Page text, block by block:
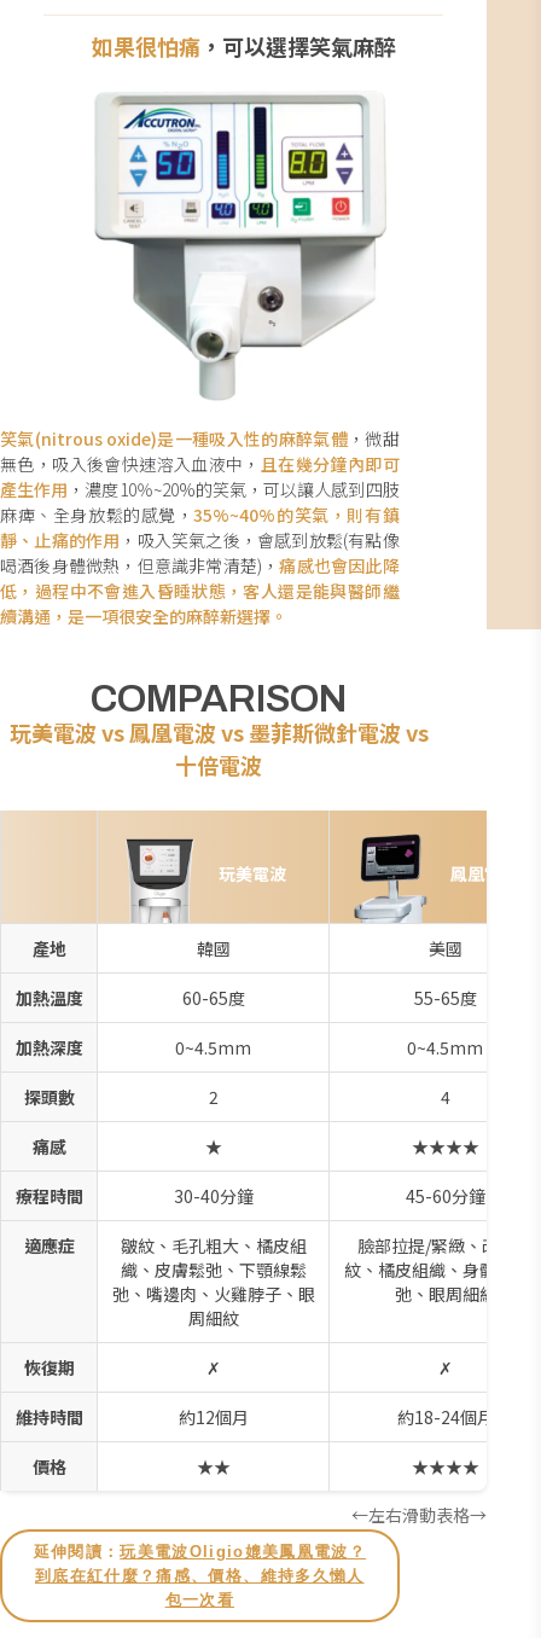
如果很怕痛，可以選擇笑氣麻醉
笑氣(nitrous oxide)是一種吸入性的麻醉氣體，微甜
無色，吸入後會快速溶入血液中， 且在幾分鐘內即可
產生作用 ，濃度10％~20%的笑氣，可以讓人感到四肢
麻痺、全身放鬆的感覺，35%~40%的笑氣，則有鎮
靜、止痛的作用 ，吸入笑氣之後，會感到放鬆(有點像
喝酒後身體微熱，但意識非常清楚)，痛感也會因此降
低，過程中不會進入昏睡狀態，客人還是能與醫師繼
續溝通，是一項很安全的麻醉新選擇。
COMPARISON
玩美電波 vs 鳳凰電波 vs 墨菲斯微針電波 vs
十倍電波
玩美電波 鳳凰電波
產地 韓國 美國
加熱溫度 60-65度 55-65度
加熱深度 0~4.5mm 0~4.5mm
探頭數 2 4
痛感 ★ ★★★★
療程時間 30-40分鐘 45-60分鐘
適應症
皺紋、毛孔粗大、橘皮組
織、皮膚鬆弛、下顎線鬆
弛、嘴邊肉、火雞脖子、眼
周細紋
臉部拉提/緊緻、改善細
紋、橘皮組織、身體肌膚
弛、眼周細紋
恢復期 ✗ ✗
維持時間 約12個月 約18-24個月
價格 ★★ ★★★★
←左右滑動表格→
延伸閱讀：玩美電波Oligio媲美鳳凰電波？
到底在紅什麼？痛感、價格、維持多久懶人
包一次看